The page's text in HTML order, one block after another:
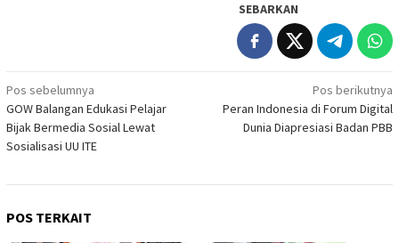
SEBARKAN
Navigasi
pos
Pos sebelumnya
GOW Balangan Edukasi Pelajar
Bijak Bermedia Sosial Lewat
Sosialisasi UU ITE
Pos berikutnya
Peran Indonesia di Forum Digital
Dunia Diapresiasi Badan PBB
POS TERKAIT